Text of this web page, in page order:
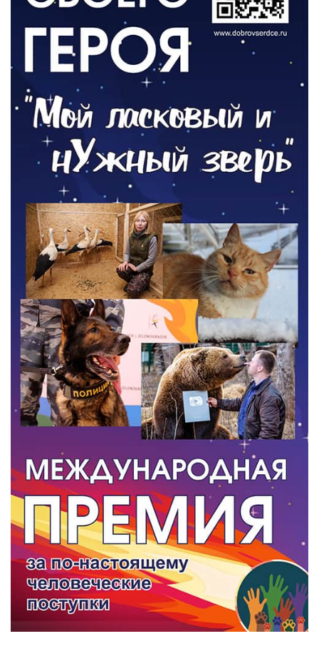
Новый настил на экотропе
05.08.2026